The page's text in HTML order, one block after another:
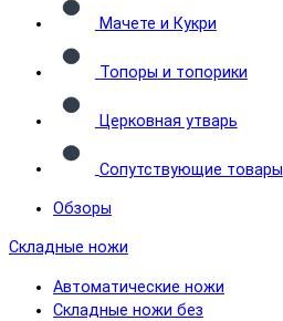
Мачете и Кукри
Топоры и топорики
Церковная утварь
Сопутствующие товары
Обзоры
Складные ножи
Автоматические ножи
Складные ножи без